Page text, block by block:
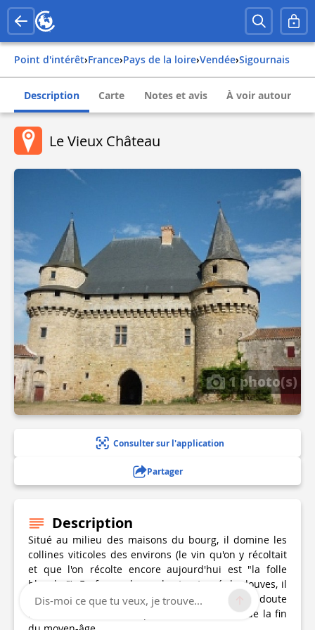
Point d'intérêt› france› pays de la loire› vendée› sigournais
Description Carte Notes et avis À voir autour
Le Vieux Château
1 photo(s)
Consulter sur l'application
Partager
Description
Situé au milieu des maisons du bourg, il domine les
collines viticoles des environs (le vin qu'on y récoltait
et que l'on récolte encore aujourd'hui est "la folle
blanche"). En forme de cercle et entouré de douves, il
comprenaient neuf tours. Son donjon est sans doute
l'un des meilleurs exemples de l'art militaire de la fin
Dis-moi ce que tu veux, je trouve...